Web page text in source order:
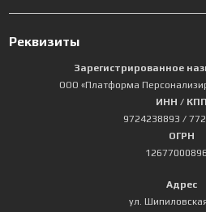
Реквизиты
Зарегистрированное
ООО «Платформа
ИНН / КПП
9724238893 /
ОГРН
Адрес
ул.